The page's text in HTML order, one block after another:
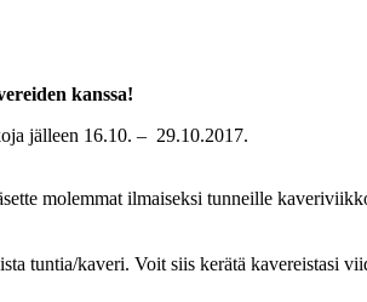
kanssa!
jälleen 16.10. – 29.10.2017.
molemmat ilmaiseksi tunneille
tuntia/kaveri. Voit siis kerätä kavereistasi